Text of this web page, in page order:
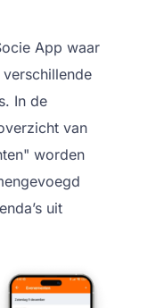
App waar
verschillende
In de
van
worden
uit